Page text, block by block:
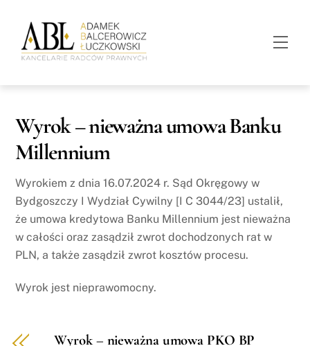
content
Wyrok – nieważna umowa Banku
Millennium
Wyrokiem z dnia 16.07.2024 r. Sąd Okręgowy w
Bydgoszczy I Wydział Cywilny [I C 3044/23] ustalił,
że umowa kredytowa Banku Millennium jest nieważna
w całości oraz zasądził zwrot dochodzonych rat w
PLN, a także zasądził zwrot kosztów procesu.
Wyrok jest nieprawomocny.
Wyrok – nieważna umowa PKO BP